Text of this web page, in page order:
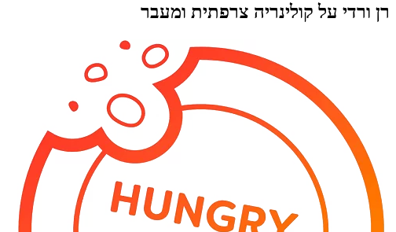
רן ורדי על קולינריה צרפתית ומעבר